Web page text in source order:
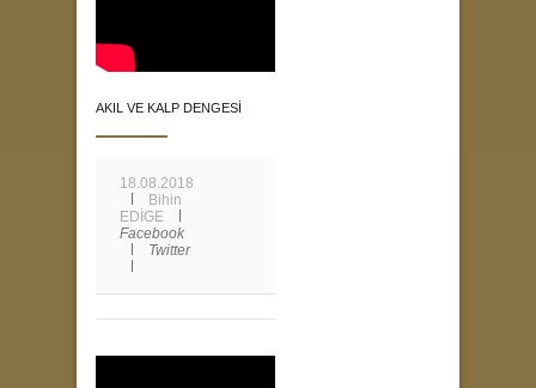
AKIL VE KALP DENGESİ
18.08.2018
Bihin
EDİGE
Facebook
Twitter